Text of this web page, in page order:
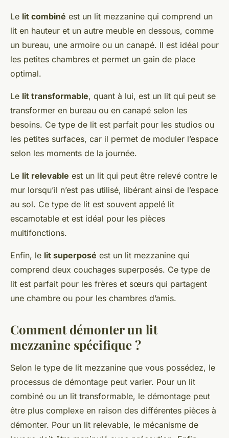
Le lit combiné est un lit mezzanine qui comprend un
lit en hauteur et un autre meuble en dessous, comme
un bureau, une armoire ou un canapé. Il est idéal pour
les petites chambres et permet un gain de place
optimal.
Le lit transformable, quant à lui, est un lit qui peut se
transformer en bureau ou en canapé selon les
besoins. Ce type de lit est parfait pour les studios ou
les petites surfaces, car il permet de moduler l’espace
selon les moments de la journée.
Le lit relevable est un lit qui peut être relevé contre le
mur lorsqu’il n’est pas utilisé, libérant ainsi de l’espace
au sol. Ce type de lit est souvent appelé lit
escamotable et est idéal pour les pièces
multifonctions.
Enfin, le lit superposé est un lit mezzanine qui
comprend deux couchages superposés. Ce type de
lit est parfait pour les frères et sœurs qui partagent
une chambre ou pour les chambres d’amis.
Comment démonter un lit
mezzanine spécifique ?
Selon le type de lit mezzanine que vous possédez, le
processus de démontage peut varier. Pour un lit
combiné ou un lit transformable, le démontage peut
être plus complexe en raison des différentes pièces à
démonter. Pour un lit relevable, le mécanisme de